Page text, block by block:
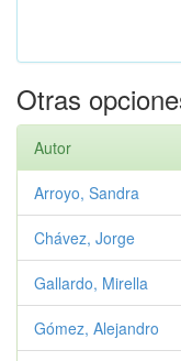
Otras
Autor
Arroyo, Sandra
Chávez, Jorge
Gallardo, Mirella
Gómez, Alejandro